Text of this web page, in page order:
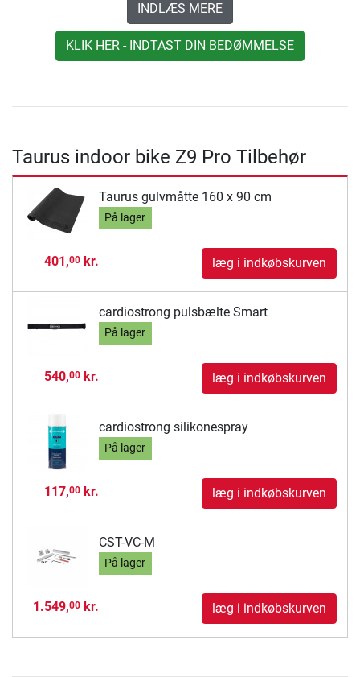
INDLÆS MERE
KLIK HER - INDTAST DIN BEDØMMELSE
Taurus indoor bike Z9 Pro Tilbehør
Taurus gulvmåtte 160 x 90 cm
På lager
401,00kr. læg i indkøbskurven
cardiostrong pulsbælte Smart
På lager
540,00kr. læg i indkøbskurven
cardiostrong silikonespray
På lager
117,00kr. læg i indkøbskurven
CST-VC-M
På lager
1.549,00kr. læg i indkøbskurven